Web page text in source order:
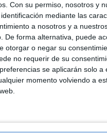
Con su permiso, nosotros y
mediante las
a nosotros y a
De forma alternativa, puede
otorgar o negar su
no requerir de su
se aplicarán solo
momento volviendo a
profesionales, y se
anteriormente en
de un juego de mesa
maternal.